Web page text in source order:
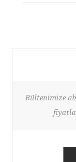
Bültenimize